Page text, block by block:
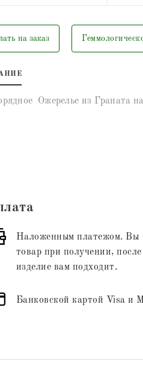
на заказ
Ожерелье из Граната
Наложенным платежом. Вы
товар при получении, после
изделие вам подходит.
Банковской картой Visa и